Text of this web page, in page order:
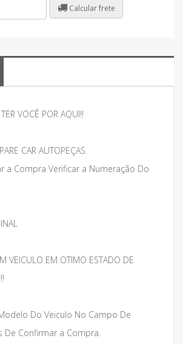
Calcular frete
VOCÊ POR AQUI!!
CAR AUTOPEÇAS.
a Compra Verificar a Numeração Do
VEICULO EM OTIMO ESTADO DE
Do Veiculo No Campo De
De Confirmar a Compra.